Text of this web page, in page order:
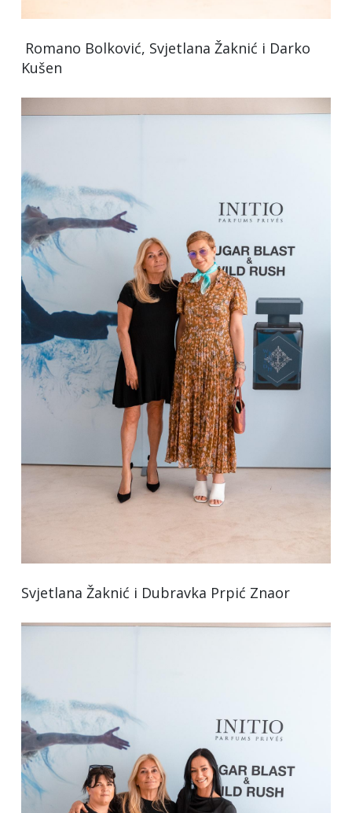
Romano Bolković, Svjetlana Žaknić i Darko
Kušen
Svjetlana Žaknić i Dubravka Prpić Znaor